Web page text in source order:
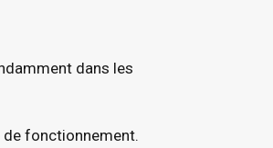
dans les
de fonctionnement.